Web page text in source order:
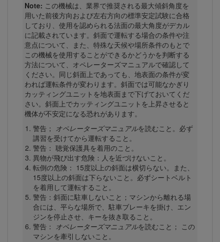
Note: この機械は、業界で推奨される最大傾斜角度を
用いた前後方向および左右方向の標準安定試験に合格
しており、使用を認められる法面の最大角度がデカル
に記載されています。斜面で運転する場合の条件や注
意点について、また、特殊な天候や場所条件のもとで
この機械を使用することができるかどうかを判断する
方法について、オペレーターズマニュアルで確認して
ください。同じ斜面上であっても、地表面の条件が変
われば運転条件が変わります。斜面では可能なかぎり
カッティングユニットを地表面まで下げておいてくだ
さい。斜面上でカッティングユニットを上昇させると
機体が不安定になる恐れがあります。
警告； オペレーターズマニュアルを読むこと。必ず
講習を受けてから運転すること。
警告： 聴覚保護具を着用のこと。
異物が飛び出す危険：人を近づけないこと。
転倒の危険： 15度以上の斜面は横切らない。また、
15度以上の斜面は下らないこと。必ずシートベルト
を着用して運転すること。
警告：斜面に駐車しないこと；マシンから離れる場
合には、平らな場所で、駐車ブレーキを掛け、エン
ジンを停止させ、キーを抜き取ること。
警告： オペレーターズマニュアルを読むこと； この
マシンを牽引しないこと。